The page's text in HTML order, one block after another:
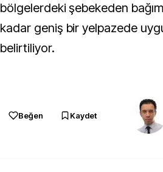
bölgelerdeki şebekeden
kadar geniş bir yelpazede
belirtiliyor.
Beğen Kaydet